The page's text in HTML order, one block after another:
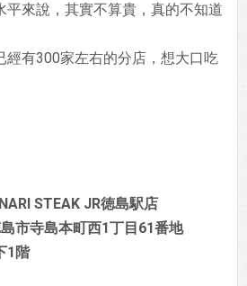
平來說，其實不算貴，真的不知道
經有300家左右的分店，想大口吃
STEAK JR徳島駅店
市寺島本町西1丁目61番地
1階